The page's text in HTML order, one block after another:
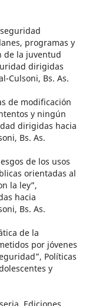
programas y
de la juventud
dirigidas
Culsoni, Bs. As.
de modificación
y ningún
dirigidas hacia
Bs. As.
de los usos
orientadas al
la ley”,
hacia
Bs. As.
de la
por jóvenes
Políticas
y